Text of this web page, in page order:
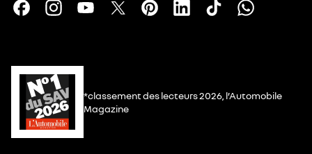
*classement des lecteurs 2026, l’Automobile
Magazine